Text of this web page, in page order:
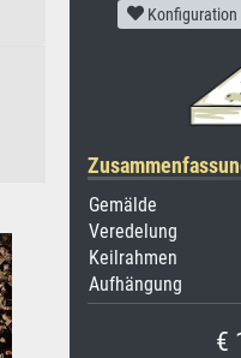
Gemälde
Veredelung
Keilrahmen
Aufhängung
€